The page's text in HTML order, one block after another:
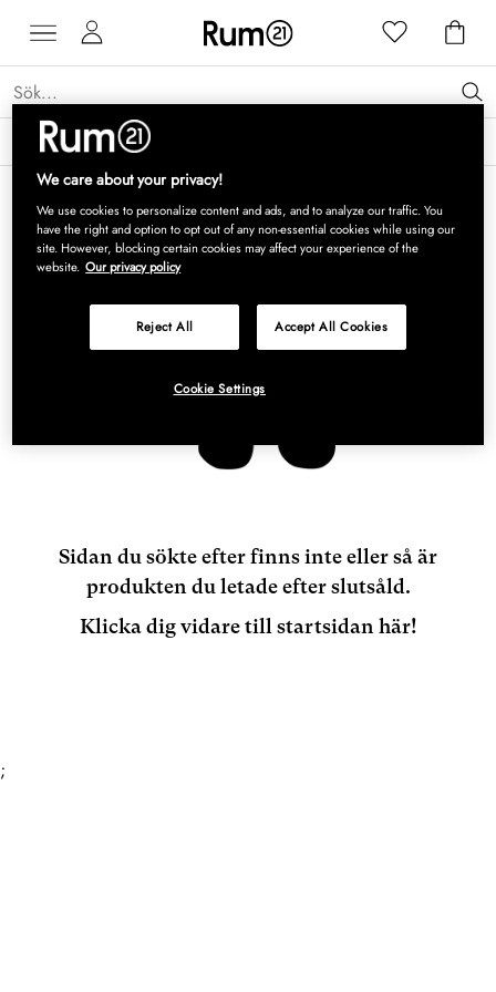
Få 15 % rabatt på Grythyttan Stålmöbler* →
Sidan du sökte efter finns inte eller så är
produkten du letade efter slutsåld.
Klicka dig vidare till startsidan här!
;
We care about your privacy!
We use cookies to personalize content and ads, and to analyze our traffic. You
have the right and option to opt out of any non-essential cookies while using our
site. However, blocking certain cookies may affect your experience of the
website. Our privacy policy
Reject All Accept All Cookies
Cookie Settings